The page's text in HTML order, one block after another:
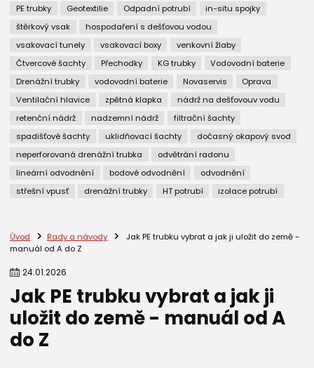
PE trubky
Geotextilie Odpadní potrubí
in-situ spojky
štěrkový vsak
hospodaření s dešťovou vodou
vsakovací tunely
vsakovací boxy
venkovní žlaby
Čtvercové šachty
Přechodky KG trubky
Vodovodní baterie
Drenážní trubky
vodovodní baterie Novaservis
Oprava
Ventilační hlavice
zpětná klapka
nádrž na dešťovouv vodu
retenční nádrž
nadzemní nádrž
filtrační šachty
spadišťové šachty
uklidňovací šachty
dočasný okapový svod
neperforovaná drenážní trubka
odvětrání radonu
lineární odvodnění
bodové odvodnění
odvodnění
střešní vpusť
drenážní trubky HT potrubí izolace potrubí
Úvod Rady a návody
Jak PE trubku vybrat a jak ji uložit do země -
manuál od A do Z
24.01.2026
Jak PE trubku vybrat a jak ji
uložit do země - manuál od A
do Z